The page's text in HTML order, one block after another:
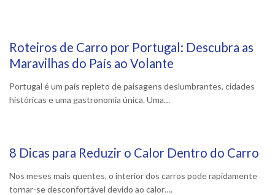
28 Agosto, 2024
Roteiros de Carro por Portugal: Descubra as
Maravilhas do País ao Volante
Portugal é um país repleto de paisagens deslumbrantes, cidades
históricas e uma gastronomia única. Uma…
26 Agosto, 2024
8 Dicas para Reduzir o Calor Dentro do Carro
Nos meses mais quentes, o interior dos carros pode rapidamente
tornar-se desconfortável devido ao calor….